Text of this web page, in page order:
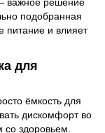
подобранная
питание и влияет
для
ёмкость для
дискомфорт во
со здоровьем.